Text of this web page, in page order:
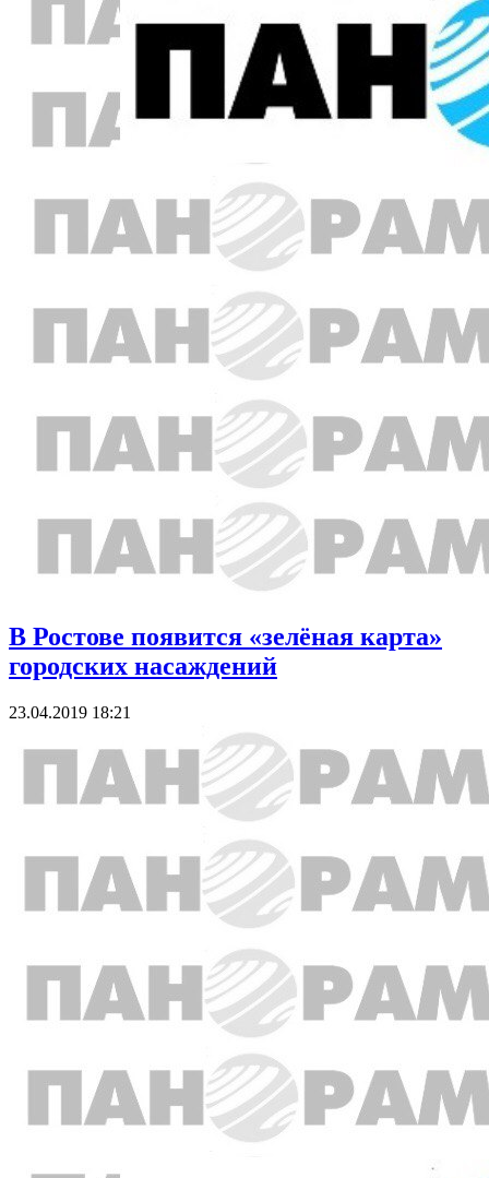
В Ростове появится «зелёная карта»
городских насаждений
23.04.2019 18:21